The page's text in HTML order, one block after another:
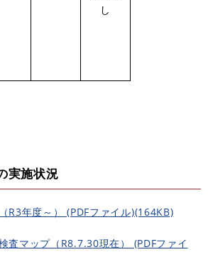
し
実施状況
R3年度～） (PDFファイル)(164KB)
査マップ（R8.7.30現在） (PDFファイ